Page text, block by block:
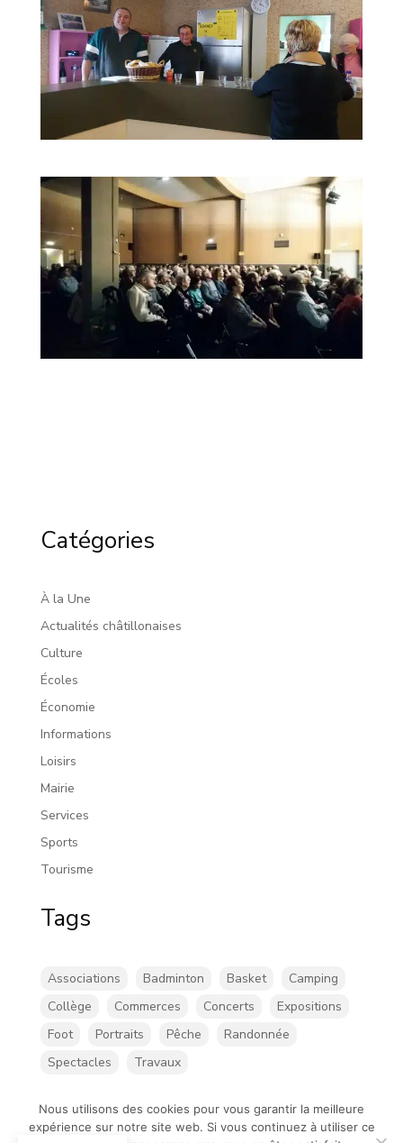
Catégories
À la Une
Actualités châtillonaises
Culture
Écoles
Économie
Informations
Loisirs
Mairie
Services
Sports
Tourisme
Tags
Associations Badminton Basket
Camping
Collège
Commerces Concerts
Expositions
Foot
Portraits Pêche
Randonnée
Spectacles
Travaux
Nous utilisons des cookies pour vous garantir la meilleure
expérience sur notre site web. Si vous continuez à utiliser ce